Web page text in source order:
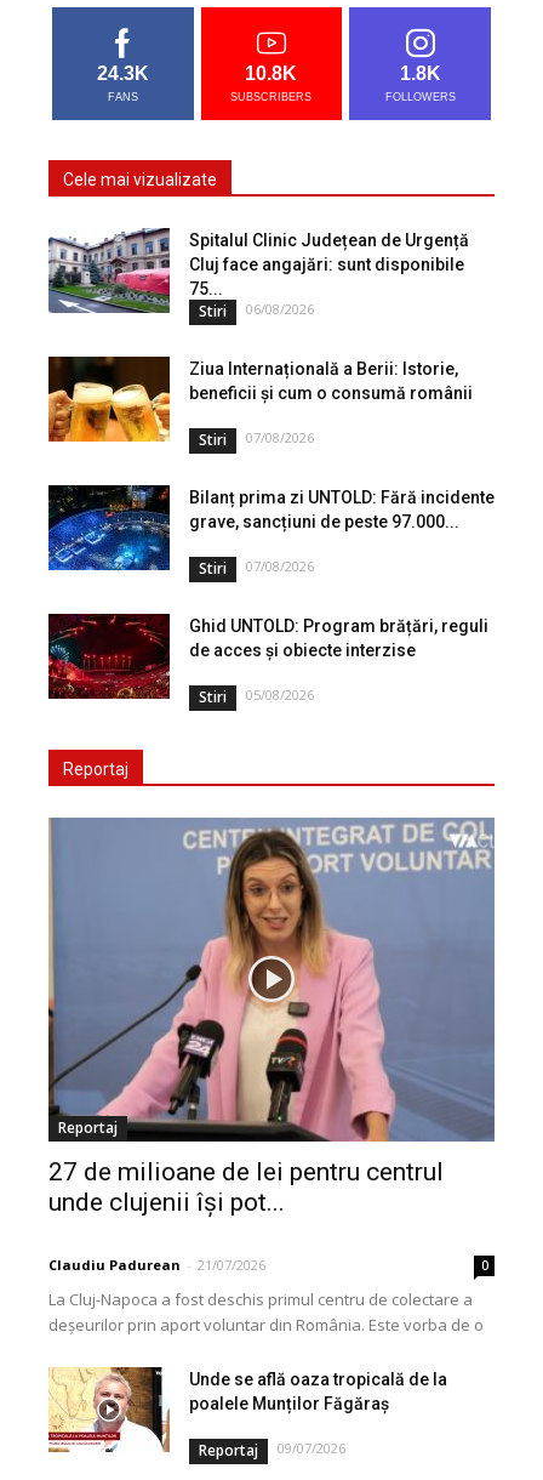
24.3K
FANS
10.8K
SUBSCRIBERS
1.8K
FOLLOWERS
Cele mai vizualizate
Spitalul Clinic Județean de Urgență
Cluj face angajări: sunt disponibile
75...
Stiri 06/08/2026
Ziua Internațională a Berii: Istorie,
beneficii și cum o consumă românii
Stiri 07/08/2026
Bilanț prima zi UNTOLD: Fără incidente
grave, sancțiuni de peste 97.000...
Stiri 07/08/2026
Ghid UNTOLD: Program brățări, reguli
de acces și obiecte interzise
Stiri 05/08/2026
Reportaj
Reportaj
27 de milioane de lei pentru centrul
unde clujenii își pot...
Claudiu Padurean - 21/07/2026 0
La Cluj-Napoca a fost deschis primul centru de colectare a
deșeurilor prin aport voluntar din România. Este vorba de o
Unde se află oaza tropicală de la
poalele Munților Făgăraș
Reportaj 09/07/2026